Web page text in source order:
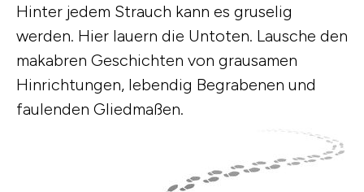
Hinter jedem Strauch kann es gruselig
werden. Hier lauern die Untoten. Lausche den
makabren Geschichten von grausamen
Hinrichtungen, lebendig Begrabenen und
faulenden Gliedmaßen.